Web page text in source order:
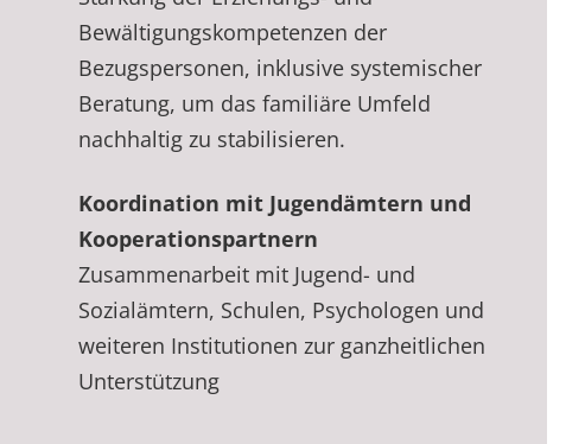
Bewältigungskompetenzen der
Bezugspersonen, inklusive systemischer
Beratung, um das familiäre Umfeld
nachhaltig zu stabilisieren.
Koordination mit Jugendämtern und
Kooperationspartnern
Zusammenarbeit mit Jugend- und
Sozialämtern, Schulen, Psychologen und
weiteren Institutionen zur ganzheitlichen
Unterstützung